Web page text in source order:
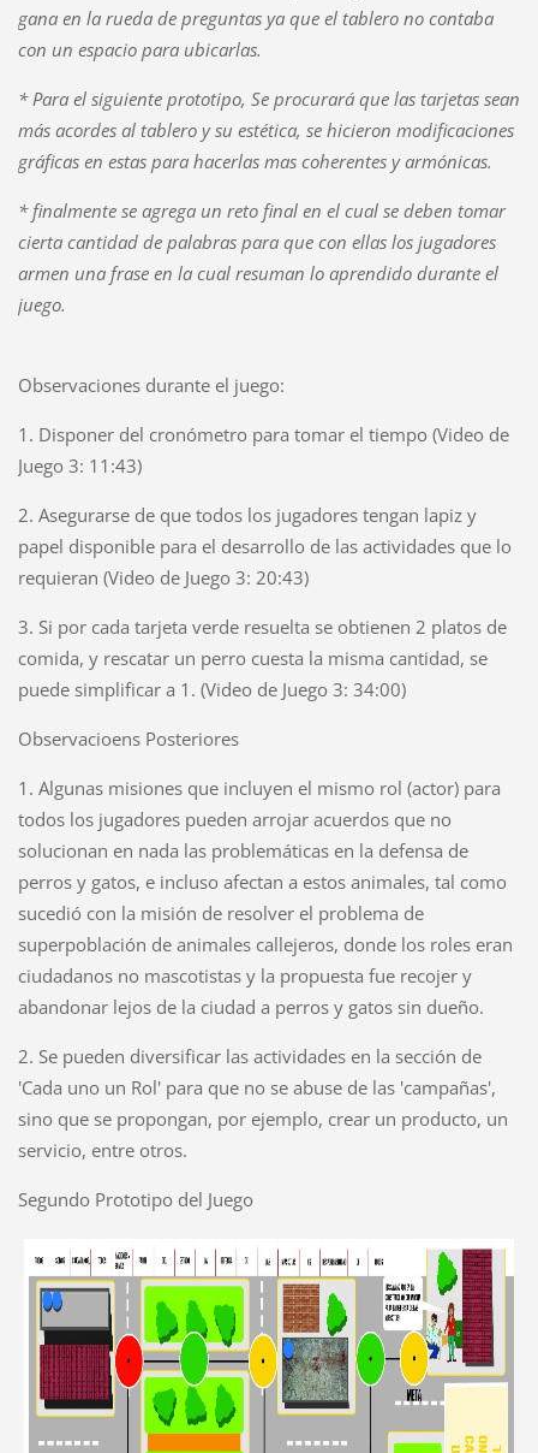
gana en la rueda de preguntas ya que el tablero no contaba
con un espacio para ubicarlas.
* Para el siguiente prototipo, Se procurará que las tarjetas sean
más acordes al tablero y su estética, se hicieron modificaciones
gráficas en estas para hacerlas mas coherentes y armónicas.
* finalmente se agrega un reto final en el cual se deben tomar
cierta cantidad de palabras para que con ellas los jugadores
armen una frase en la cual resuman lo aprendido durante el
juego.
Observaciones durante el juego:
1. Disponer del cronómetro para tomar el tiempo (Video de
Juego 3: 11:43)
2. Asegurarse de que todos los jugadores tengan lapiz y
papel disponible para el desarrollo de las actividades que lo
requieran (Video de Juego 3: 20:43)
3. Si por cada tarjeta verde resuelta se obtienen 2 platos de
comida, y rescatar un perro cuesta la misma cantidad, se
puede simplificar a 1. (Video de Juego 3: 34:00)
Observacioens Posteriores
1. Algunas misiones que incluyen el mismo rol (actor) para
todos los jugadores pueden arrojar acuerdos que no
solucionan en nada las problemáticas en la defensa de
perros y gatos, e incluso afectan a estos animales, tal como
sucedió con la misión de resolver el problema de
superpoblación de animales callejeros, donde los roles eran
ciudadanos no mascotistas y la propuesta fue recojer y
abandonar lejos de la ciudad a perros y gatos sin dueño.
2. Se pueden diversificar las actividades en la sección de
'Cada uno un Rol' para que no se abuse de las 'campañas',
sino que se propongan, por ejemplo, crear un producto, un
servicio, entre otros.
Segundo Prototipo del Juego